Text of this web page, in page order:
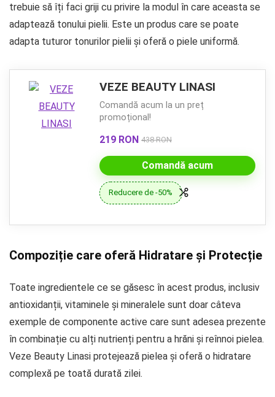
trebuie să îți faci griji cu privire la modul în care aceasta se
adaptează tonului pielii. Este un produs care se poate
adapta tuturor tonurilor pielii și oferă o piele uniformă.
VEZE BEAUTY LINASI
Comandă acum la un preț
promoțional!
219 RON 438 RON
Comandă acum
Reducere de -50%
Compoziție care oferă Hidratare și Protecție
Toate ingredientele ce se găsesc în acest produs, inclusiv
antioxidanții, vitaminele și mineralele sunt doar câteva
exemple de componente active care sunt adesea prezente
în combinație cu alți nutrienți pentru a hrăni și reînnoi pielea.
Veze Beauty Linasi protejează pielea și oferă o hidratare
complexă pe toată durată zilei.